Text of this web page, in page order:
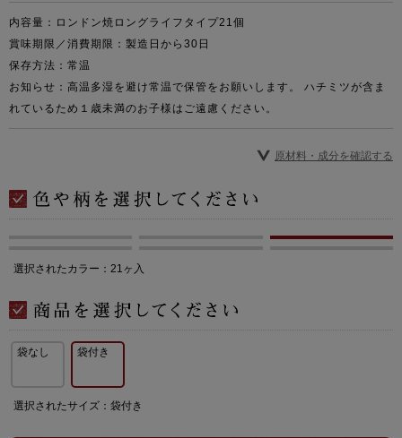
内容量：ロンドン焼ロングライフタイプ21個
賞味期限／消費期限：製造日から30日
保存方法：常温
お知らせ：高温多湿を避け常温で保管をお願いします。 ハチミツが含ま
れているため１歳未満のお子様はご遠慮ください。
原材料・成分を確認する
選択されたカラー：21ヶ入
袋なし 袋付き
選択されたサイズ：袋付き